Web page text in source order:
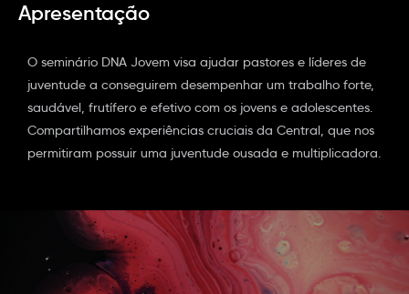
Apresentação
O seminário DNA Jovem visa ajudar pastores e líderes de
juventude a conseguirem desempenhar um trabalho forte,
saudável, frutífero e efetivo com os jovens e adolescentes.
Compartilhamos experiências cruciais da Central, que nos
permitiram possuir uma juventude ousada e multiplicadora.